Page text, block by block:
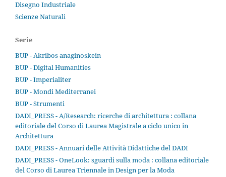
Disegno Industriale
Scienze Naturali
Serie
BUP - Akribos anaginoskein
BUP - Digital Humanities
BUP - Imperialiter
BUP - Mondi Mediterranei
BUP - Strumenti
DADI_PRESS - A/Research: ricerche di architettura : collana
editoriale del Corso di Laurea Magistrale a ciclo unico in
Architettura
DADI_PRESS - Annuari delle Attività Didattiche del DADI
DADI_PRESS - OneLook: sguardi sulla moda : collana editoriale
del Corso di Laurea Triennale in Design per la Moda